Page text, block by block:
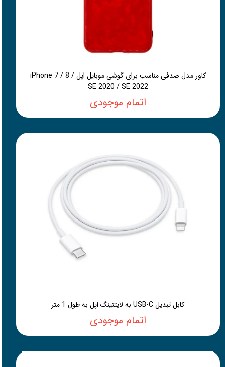
کاور مدل صدفی مناسب برای گوشی موبایل اپل iPhone 7 / 8 /
SE 2020 / SE 2022
اتمام موجودی
کابل تبدیل USB-C به لایتنینگ اپل به طول 1 متر
اتمام موجودی